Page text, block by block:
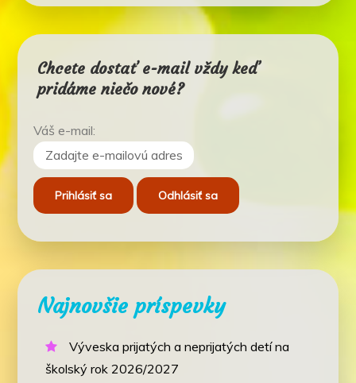
Chcete dostať e-mail vždy keď
pridáme niečo nové?
Váš e-mail:
Najnovšie príspevky
Výveska prijatých a neprijatých detí na
školský rok 2026/2027